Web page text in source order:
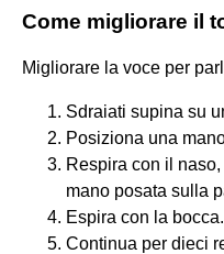
Come migliorare il
Migliorare la voce per
Sdraiati supina su
Posiziona una
Respira con il
mano posata sulla
Espira con la bocca.
Continua per dieci